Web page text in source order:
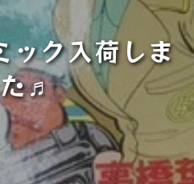
ック入荷しま
♬